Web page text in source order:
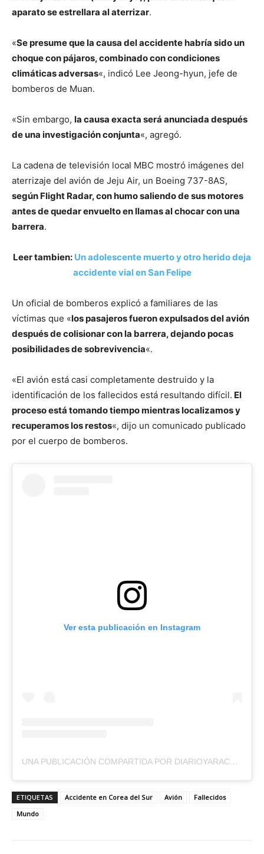
aparato se estrellara al aterrizar.
«Se presume que la causa del accidente habría sido un
choque con pájaros, combinado con condiciones
climáticas adversas«, indicó Lee Jeong-hyun, jefe de
bomberos de Muan.
«Sin embargo, la causa exacta será anunciada después
de una investigación conjunta«, agregó.
La cadena de televisión local MBC mostró imágenes del
aterrizaje del avión de Jeju Air, un Boeing 737-8AS,
según Flight Radar, con humo saliendo de sus motores
antes de quedar envuelto en llamas al chocar con una
barrera.
Leer tambien: Un adolescente muerto y otro herido deja
accidente vial en San Felipe
Un oficial de bomberos explicó a familiares de las
víctimas que «los pasajeros fueron expulsados del avión
después de colisionar con la barrera, dejando pocas
posibilidades de sobrevivencia«.
«El avión está casi completamente destruido y la
identificación de los fallecidos está resultando difícil. El
proceso está tomando tiempo mientras localizamos y
recuperamos los restos«, dijo un comunicado publicado
por el cuerpo de bomberos.
Ver esta publicación en Instagram
UNA PUBLICACIÓN COMPARTIDA POR DIARIOYARACUYALDIA (@DIARIOYARACUYALDIA)
ETIQUETAS Accidente en Corea del Sur Avión
Fallecidos
Mundo